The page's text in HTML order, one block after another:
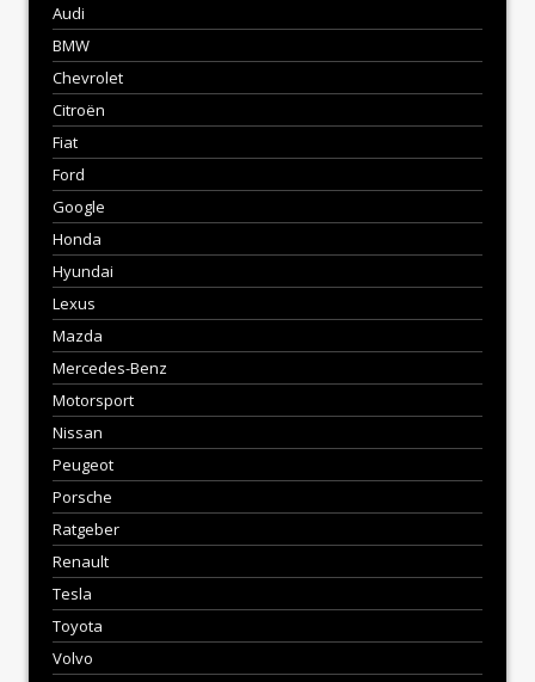
Audi
BMW
Chevrolet
Citroën
Fiat
Ford
Google
Honda
Hyundai
Lexus
Mazda
Mercedes-Benz
Motorsport
Nissan
Peugeot
Porsche
Ratgeber
Renault
Tesla
Toyota
Volvo